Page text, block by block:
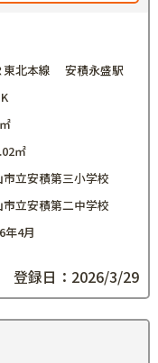
東北本線 安積永盛駅
㎡
市立安積第三小学校
市立安積第二中学校
年4月
登録日：2026/3/29